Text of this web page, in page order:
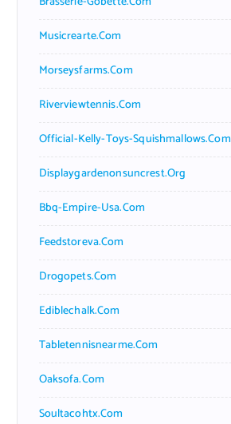
Musicrearte.com
Morseysfarms.com
Riverviewtennis.com
Official-Kelly-Toys-Squishmallows.com
Displaygardenonsuncrest.org
Bbq-Empire-Usa.com
Feedstoreva.com
Drogopets.com
Ediblechalk.com
Tabletennisnearme.com
Oaksofa.com
Soultacohtx.com